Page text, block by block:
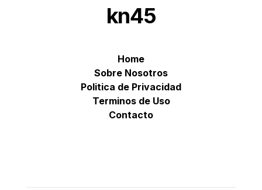
kn45
Home
Sobre Nosotros
Politica de Privacidad
Terminos de Uso
Contacto